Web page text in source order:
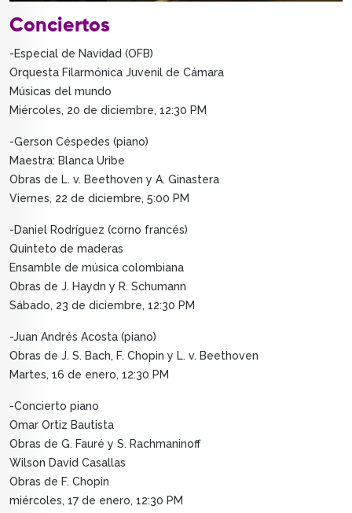
Conciertos
-Especial de Navidad (OFB)
Orquesta Filarmónica Juvenil de Cámara
Músicas del mundo
Miércoles, 20 de diciembre, 12:30 PM
-Gerson Céspedes (piano)
Maestra: Blanca Uribe
Obras de L. v. Beethoven y A. Ginastera
Viernes, 22 de diciembre, 5:00 PM
-Daniel Rodríguez (corno francés)
Quinteto de maderas
Ensamble de música colombiana
Obras de J. Haydn y R. Schumann
Sábado, 23 de diciembre, 12:30 PM
-Juan Andrés Acosta (piano)
Obras de J. S. Bach, F. Chopin y L. v. Beethoven
Martes, 16 de enero, 12:30 PM
-Concierto piano
Omar Ortiz Bautista
Obras de G. Fauré y S. Rachmaninoff
Wilson David Casallas
Obras de F. Chopin
miércoles, 17 de enero, 12:30 PM